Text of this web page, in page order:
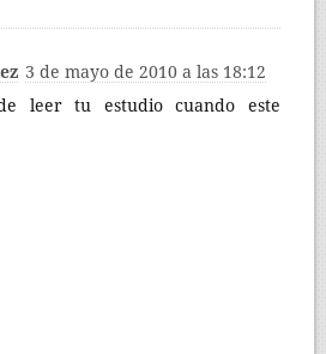
3 de mayo de 2010 a las 18:12
leer tu estudio cuando este